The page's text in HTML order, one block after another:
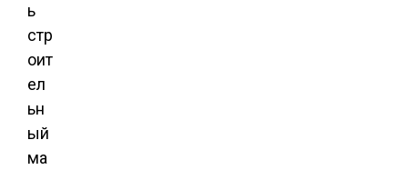
ь
стр
оит
ел
ьн
ый
ма